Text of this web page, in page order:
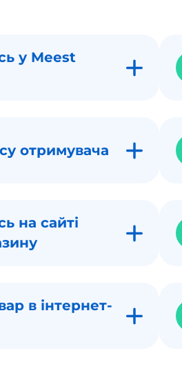
у Meest
отримувача
на сайті
в інтернет-